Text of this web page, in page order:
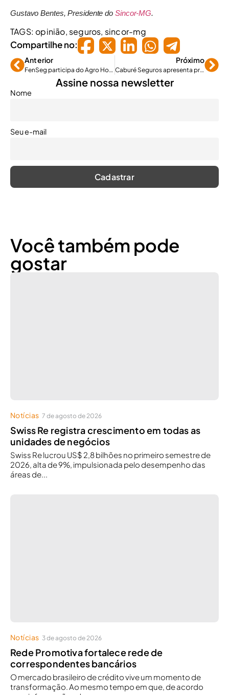
Gustavo Bentes, Presidente do Sincor-MG.
TAGS: opinião, seguros, sincor-mg
Compartilhe no:
Anterior
FenSeg participa do Agro Horizonte 2025
Próximo
Caburé Seguros apresenta projeto de telemedicina na COP30
Assine nossa newsletter
Nome
Seu e-mail
Você também pode
gostar
Notícias 7 de agosto de 2026
Swiss Re registra crescimento em todas as
unidades de negócios
Swiss Re lucrou US$ 2,8 bilhões no primeiro semestre de
2026, alta de 9%, impulsionada pelo desempenho das
áreas de...
Notícias 3 de agosto de 2026
Rede Promotiva fortalece rede de
correspondentes bancários
O mercado brasileiro de crédito vive um momento de
transformação. Ao mesmo tempo em que, de acordo